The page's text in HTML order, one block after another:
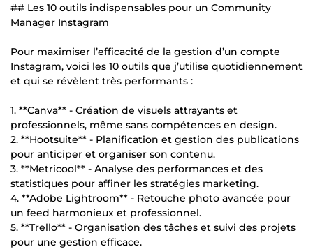
## Les 10 outils indispensables pour un Community
Manager Instagram
Pour maximiser l’efficacité de la gestion d’un compte
Instagram, voici les 10 outils que j’utilise quotidiennement
et qui se révèlent très performants :
1. **Canva** - Création de visuels attrayants et
professionnels, même sans compétences en design.
2. **Hootsuite** - Planification et gestion des publications
pour anticiper et organiser son contenu.
3. **Metricool** - Analyse des performances et des
statistiques pour affiner les stratégies marketing.
4. **Adobe Lightroom** - Retouche photo avancée pour
un feed harmonieux et professionnel.
5. **Trello** - Organisation des tâches et suivi des projets
pour une gestion efficace.